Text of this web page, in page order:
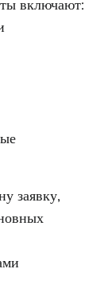
включают:
заявку,